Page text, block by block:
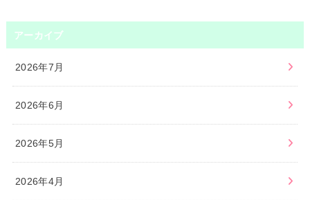
アーカイブ
2026年7月
2026年6月
2026年5月
2026年4月